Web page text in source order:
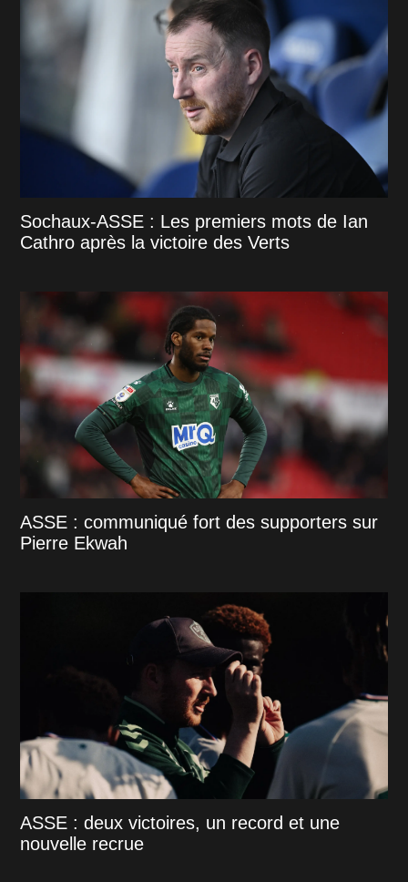
Sochaux-ASSE : Les premiers mots de Ian
Cathro après la victoire des Verts
ASSE : communiqué fort des supporters sur
Pierre Ekwah
ASSE : deux victoires, un record et une
nouvelle recrue